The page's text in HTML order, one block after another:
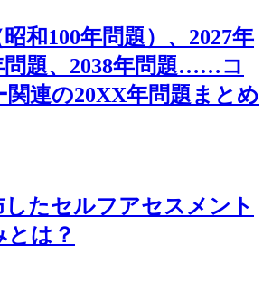
和100年問題）、2027年
問題、2038年問題……コ
関連の20XX年問題まとめ
たセルフアセスメント
とは？